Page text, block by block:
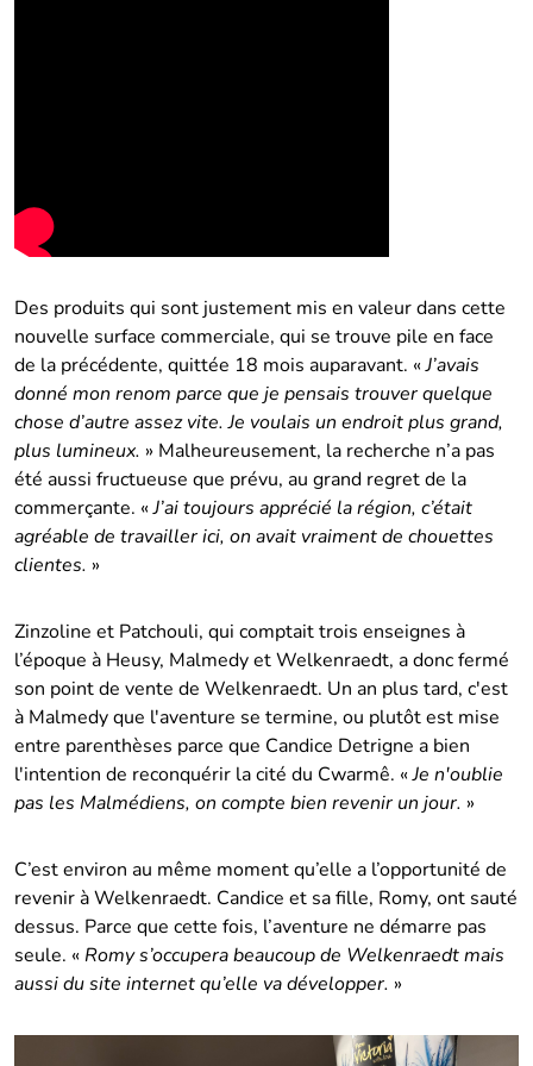
Des produits qui sont justement mis en valeur dans cette
nouvelle surface commerciale, qui se trouve pile en face
de la précédente, quittée 18 mois auparavant. «J’avais
donné mon renom parce que je pensais trouver quelque
chose d’autre assez vite. Je voulais un endroit plus grand,
plus lumineux. » Malheureusement, la recherche n’a pas
été aussi fructueuse que prévu, au grand regret de la
commerçante. «J’ai toujours apprécié la région, c’était
agréable de travailler ici, on avait vraiment de chouettes
clientes. »
Zinzoline et Patchouli, qui comptait trois enseignes à
l’époque à Heusy, Malmedy et Welkenraedt, a donc fermé
son point de vente de Welkenraedt. Un an plus tard, c'est
à Malmedy que l'aventure se termine, ou plutôt est mise
entre parenthèses parce que Candice Detrigne a bien
l'intention de reconquérir la cité du Cwarmê. «Je n'oublie
pas les Malmédiens, on compte bien revenir un jour. »
C’est environ au même moment qu’elle a l’opportunité de
revenir à Welkenraedt. Candice et sa fille, Romy, ont sauté
dessus. Parce que cette fois, l’aventure ne démarre pas
seule. « Romy s’occupera beaucoup de Welkenraedt mais
aussi du site internet qu’elle va développer. »